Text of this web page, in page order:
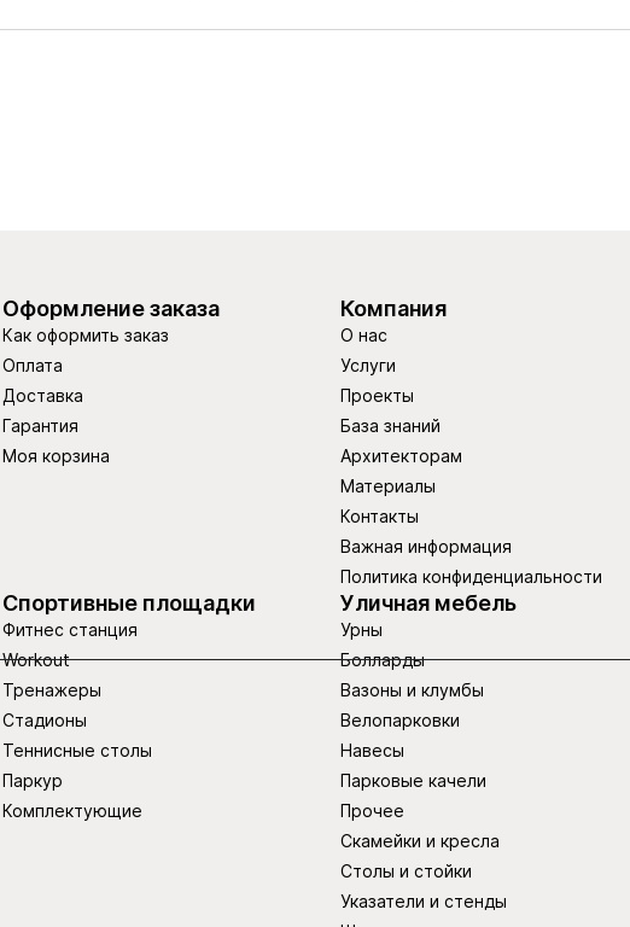
Оформление заказа
Как оформить заказ
Оплата
Доставка
Гарантия
Моя корзина
Компания
О нас
Услуги
Проекты
База знаний
Архитекторам
Материалы
Контакты
Важная информация
Политика конфиденциальности
Спортивные площадки
Фитнес станция
Workout
Тренажеры
Стадионы
Теннисные столы
Паркур
Комплектующие
Уличная мебель
Урны
Болларды
Вазоны и клумбы
Велопарковки
Навесы
Парковые качели
Прочее
Скамейки и кресла
Столы и стойки
Указатели и стенды